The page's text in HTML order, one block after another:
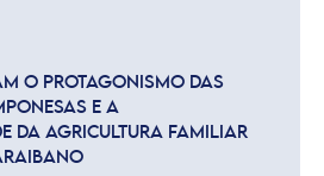
O PROTAGONISMO DAS
E A
DA AGRICULTURA FAMILIAR